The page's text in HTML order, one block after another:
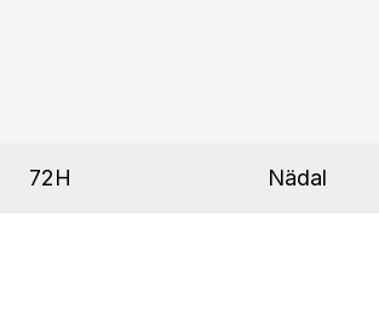
72H Nädal